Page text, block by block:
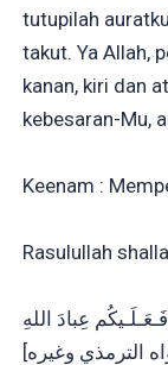
tutupilah
takut. Ya Allah,
kanan, kiri dan
kebesaran-Mu,
Keenam :
Rasulullah
عِبادَ اللهِ
الترمذي وغيره]